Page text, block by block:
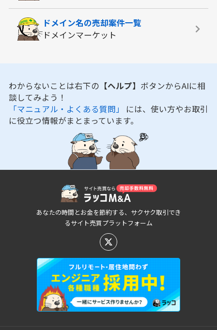
ドメイン名の売却案件一覧
ドメインマーケット
わからないことは右下の 【ヘルプ】 ボタンからAIに相
談してみよう！
「マニュアル・よくある質問」 には、使い方やお取引
に役立つ情報がまとまっています。
あなたの時間とお金を節約する、サクサク取引でき
るサイト売買プラットフォーム